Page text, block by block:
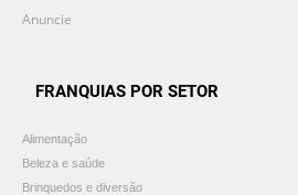
Anuncie
FRANQUIAS POR SETOR
Alimentação
Beleza e saúde
Brinquedos e diversão